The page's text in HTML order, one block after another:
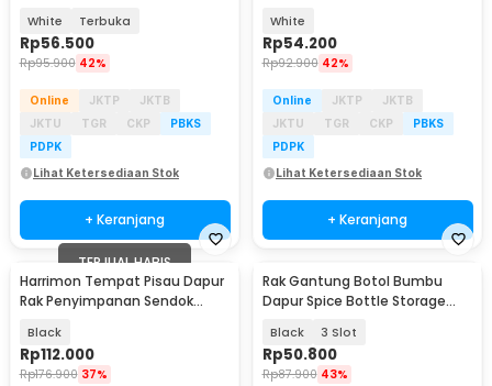
White Terbuka
Rp56.500
Rp95.900 42%
Online JKTP
JKTB
JKTU
TGR CKP
PBKS
PDPK
Lihat Ketersediaan Stok
+ Keranjang
White
Rp54.200
Rp92.900 42%
Online JKTP
JKTB
JKTU
TGR CKP
PBKS
PDPK
Lihat Ketersediaan Stok
+ Keranjang
TERJUAL HABIS
Harrimon Tempat Pisau Dapur
Rak Penyimpanan Sendok
Black
Rp112.000
Rp176.900 37%
Rak Gantung Botol Bumbu
Dapur Spice Bottle Storage
Black 3 Slot
Rp50.800
Rp87.900 43%